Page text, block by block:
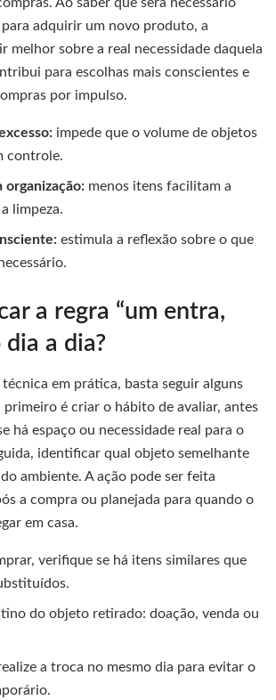
Ao saber que será necessário
adquirir um novo produto, a
melhor sobre a real necessidade daquela
para escolhas mais conscientes e
por impulso.
impede que o volume de objetos
controle.
organização: menos itens facilitam a
limpeza.
estimula a reflexão sobre o que
a regra “um entra,
dia a dia?
técnica em prática, basta seguir alguns
primeiro é criar o hábito de avaliar, antes
há espaço ou necessidade real para o
identificar qual objeto semelhante
ambiente. A ação pode ser feita
a compra ou planejada para quando o
em casa.
verifique se há itens similares que
do objeto retirado: doação, venda ou
a troca no mesmo dia para evitar o